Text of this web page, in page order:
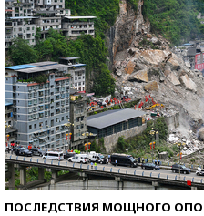
ПОСЛЕДСТВИЯ МОЩНОГО